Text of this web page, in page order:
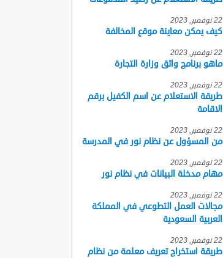
22 نوفمبر, 2023
كيف يمكن معاينة موقع المخالفة
22 نوفمبر, 2023
ماهو برنامج واثق وزارة التجارة
22 نوفمبر, 2023
طريقة الاستعلام عن اسم الكفيل برقم
الاقامة
22 نوفمبر, 2023
من المسؤول عن نظام نور في المدرسة
22 نوفمبر, 2023
مهام مدخلة البيانات في نظام نور
22 نوفمبر, 2023
مجالات العمل التطوعي في المملكة
العربية السعودية
22 نوفمبر, 2023
طريقة استخراج تعريف معلمة من نظام